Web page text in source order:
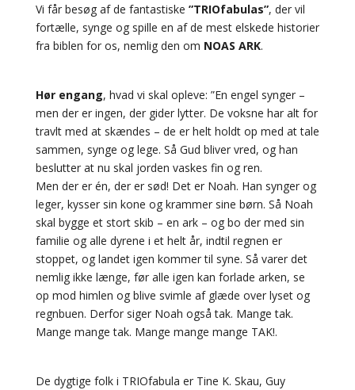
Vi får besøg af de fantastiske ”TRIOfabulas”, der vil
fortælle, synge og spille en af de mest elskede historier
fra biblen for os, nemlig den om NOAS ARK.
Hør engang, hvad vi skal opleve: ”En engel synger –
men der er ingen, der gider lytter. De voksne har alt for
travlt med at skændes – de er helt holdt op med at tale
sammen, synge og lege. Så Gud bliver vred, og han
beslutter at nu skal jorden vaskes fin og ren.
Men der er én, der er sød! Det er Noah. Han synger og
leger, kysser sin kone og krammer sine børn. Så Noah
skal bygge et stort skib – en ark – og bo der med sin
familie og alle dyrene i et helt år, indtil regnen er
stoppet, og landet igen kommer til syne. Så varer det
nemlig ikke længe, før alle igen kan forlade arken, se
op mod himlen og blive svimle af glæde over lyset og
regnbuen. Derfor siger Noah også tak. Mange tak.
Mange mange tak. Mange mange mange TAK!.
De dygtige folk i TRIOfabula er Tine K. Skau, Guy